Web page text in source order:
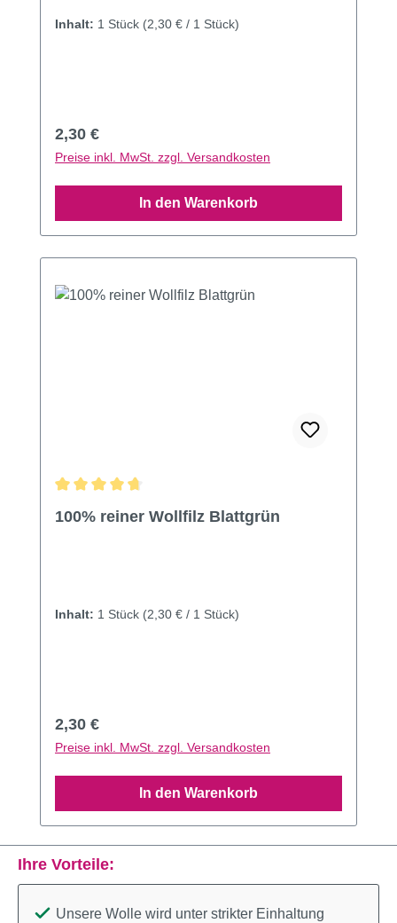
Inhalt: 1 Stück (2,30 € / 1 Stück)
Regulärer Preis:
2,30 €
Preise inkl. MwSt. zzgl. Versandkosten
In den Warenkorb
100% reiner Wollfilz Blattgrün
Inhalt: 1 Stück (2,30 € / 1 Stück)
Regulärer Preis:
2,30 €
Preise inkl. MwSt. zzgl. Versandkosten
In den Warenkorb
Ihre Vorteile:
Unsere Wolle wird unter strikter Einhaltung